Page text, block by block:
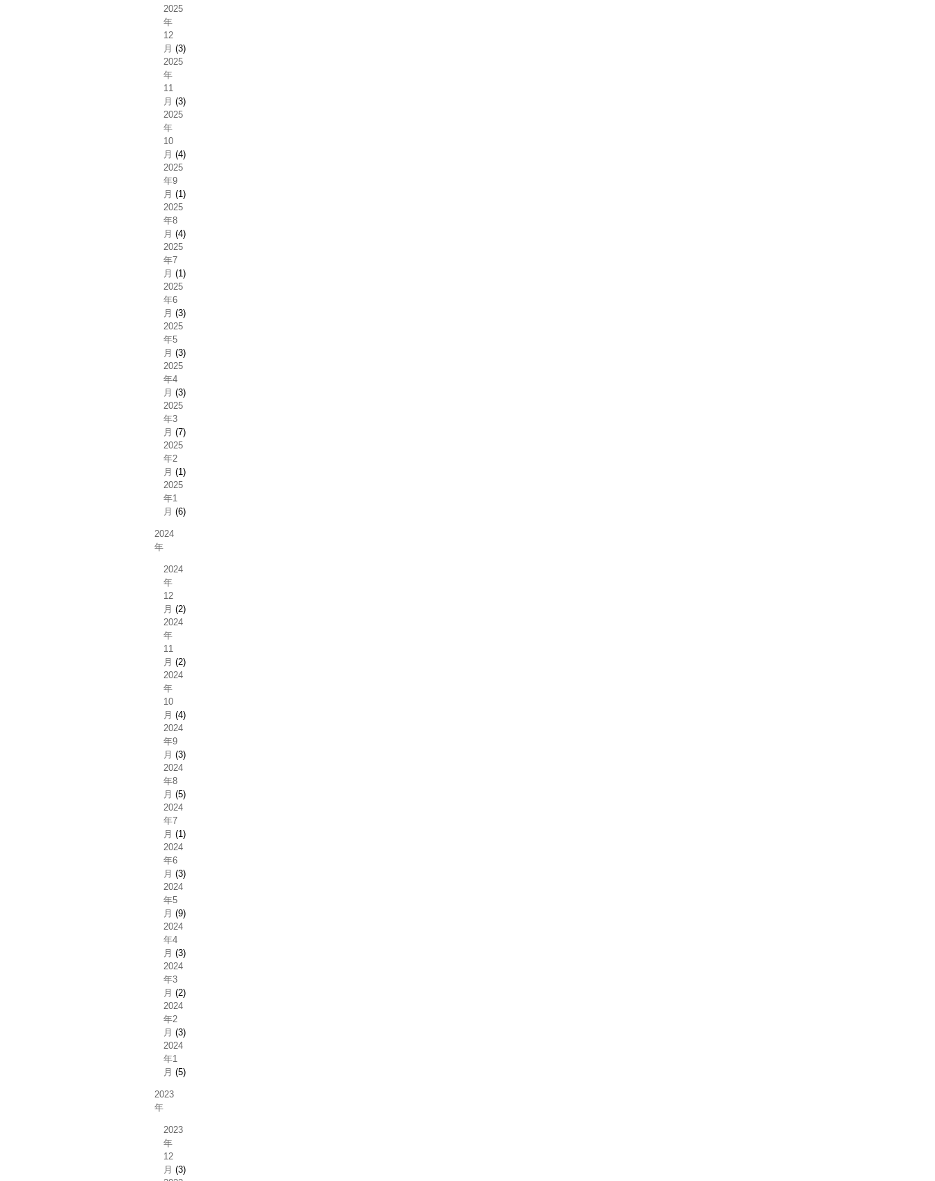
2025
年
12
月 (3)
2025
年
11
月 (3)
2025
年
10
月 (4)
2025
年9
月 (1)
2025
年8
月 (4)
2025
年7
月 (1)
2025
年6
月 (3)
2025
年5
月 (3)
2025
年4
月 (3)
2025
年3
月 (7)
2025
年2
月 (1)
2025
年1
月 (6)
2024
年
2024
年
12
月 (2)
2024
年
11
月 (2)
2024
年
10
月 (4)
2024
年9
月 (3)
2024
年8
月 (5)
2024
年7
月 (1)
2024
年6
月 (3)
2024
年5
月 (9)
2024
年4
月 (3)
2024
年3
月 (2)
2024
年2
月 (3)
2024
年1
月 (5)
2023
年
2023
年
12
月 (3)